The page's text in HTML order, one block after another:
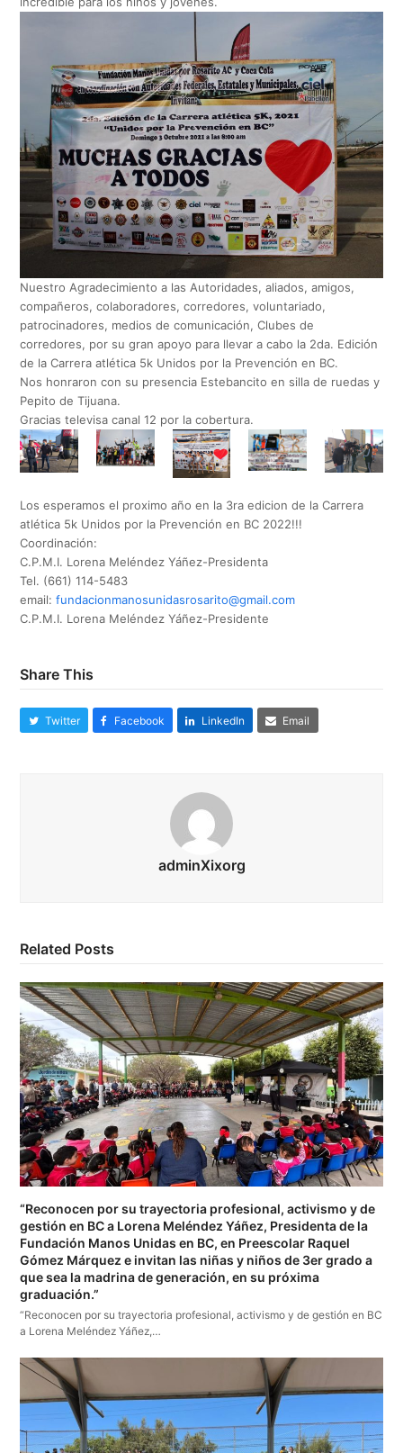
Nuestro Agradecimiento a las Autoridades, aliados, amigos,
compañeros, colaboradores, corredores, voluntariado,
patrocinadores, medios de comunicación, Clubes de
corredores, por su gran apoyo para llevar a cabo la 2da. Edición
de la Carrera atlética 5k Unidos por la Prevención en BC.
Nos honraron con su presencia Estebancito en silla de ruedas y
Pepito de Tijuana.
Gracias televisa canal 12 por la cobertura.
Los esperamos el proximo año en la 3ra edicion de la Carrera
atlética 5k Unidos por la Prevención en BC 2022!!!
Coordinación:
C.P.M.I. Lorena Meléndez Yáñez-Presidenta
Tel. (661) 114-5483
email:fundacionmanosunidasrosarito@gmail.com
C.P.M.I. Lorena Meléndez Yáñez-Presidente
Share This
Twitter Facebook LinkedIn Email
adminXixorg
Related Posts
“Reconocen por su trayectoria profesional, activismo y de
gestión en BC a Lorena Meléndez Yáñez, Presidenta de la
Fundación Manos Unidas en BC, en Preescolar Raquel
Gómez Márquez e invitan las niñas y niños de 3er grado a
que sea la madrina de generación, en su próxima
graduación.”
“Reconocen por su trayectoria profesional, activismo y de gestión en BC
a Lorena Meléndez Yáñez,…